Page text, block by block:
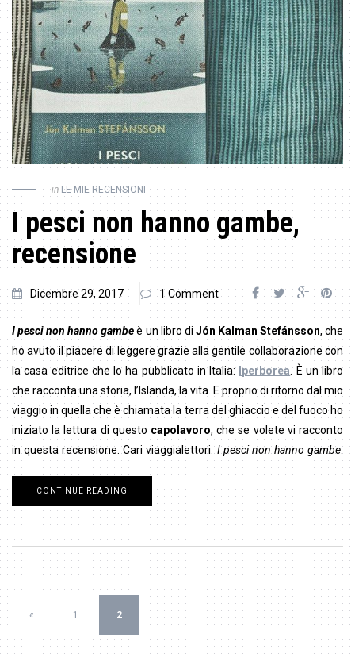
in LE MIE RECENSIONI
I pesci non hanno gambe,
recensione
Dicembre 29, 2017 1 Comment
I pesci non hanno gambeè un libro diJón Kalman Stefánsson, che
ho avuto il piacere di leggere grazie alla gentile collaborazione con
la casa editrice che lo ha pubblicato in Italia: Iperborea . È un libro
che racconta una storia, l’Islanda, la vita. E proprio di ritorno dal mio
viaggio in quella che è chiamata la terra del ghiaccio e del fuoco ho
iniziato la lettura di questocapolavoro, che se volete vi racconto
in questa recensione. Cari viaggialettori:I pesci non hanno gambe.
CONTINUE READING
« 1 2